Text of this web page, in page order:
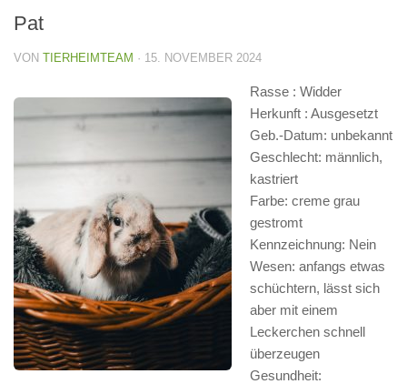
Pat
VON TIERHEIMTEAM · 15. NOVEMBER 2024
Rasse : Widder
Herkunft : Ausgesetzt
Geb.-Datum: unbekannt
Geschlecht: männlich,
kastriert
Farbe: creme grau
gestromt
Kennzeichnung: Nein
Wesen: anfangs etwas
schüchtern, lässt sich
aber mit einem
Leckerchen schnell
überzeugen
Gesundheit: